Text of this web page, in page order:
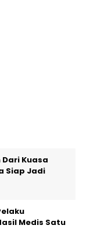
Kuasa
Siap Jadi
Medis Satu